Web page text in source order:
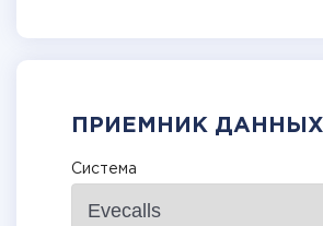
ПРИЕМНИК ДАННЫХ
Система